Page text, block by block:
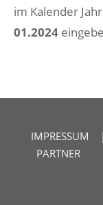
im Kalender
01.2024
IMPRESSUM
PARTNER